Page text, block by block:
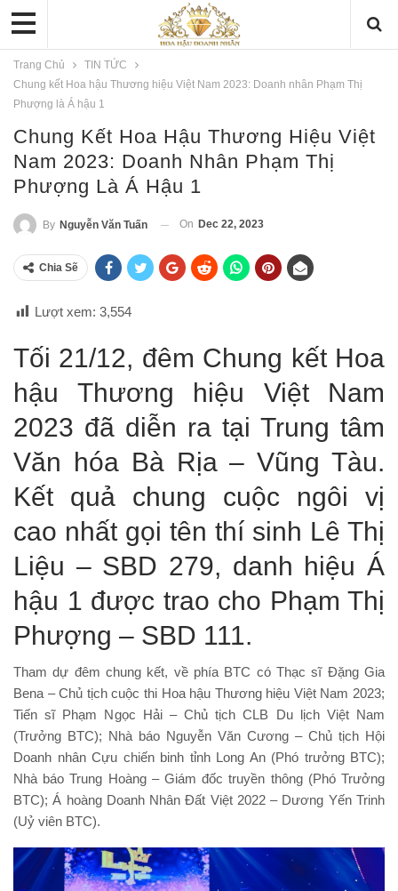
Trang Chủ
TIN TỨC
Chung kết Hoa hậu Thương hiệu Việt Nam 2023: Doanh nhân Phạm Thị
Phượng là Á hậu 1
Chung Kết Hoa Hậu Thương Hiệu Việt
Nam 2023: Doanh Nhân Phạm Thị
Phượng Là Á Hậu 1
By Nguyễn Văn Tuấn On Dec 22, 2023
Chia Sẽ
Lượt xem: 3,554
Tối 21/12, đêm Chung kết Hoa
hậu Thương hiệu Việt Nam
2023 đã diễn ra tại Trung tâm
Văn hóa Bà Rịa – Vũng Tàu.
Kết quả chung cuộc ngôi vị
cao nhất gọi tên thí sinh Lê Thị
Liệu – SBD 279, danh hiệu Á
hậu 1 được trao cho Phạm Thị
Phượng – SBD 111.
Tham dự đêm chung kết, về phía BTC có Thạc sĩ Đặng Gia
Bena – Chủ tịch cuộc thi Hoa hậu Thương hiệu Việt Nam 2023;
Tiến sĩ Phạm Ngọc Hải – Chủ tịch CLB Du lịch Việt Nam
(Trưởng BTC); Nhà báo Nguyễn Văn Cương – Chủ tịch Hội
Doanh nhân Cựu chiến binh tỉnh Long An (Phó trưởng BTC);
Nhà báo Trung Hoàng – Giám đốc truyền thông (Phó Trưởng
BTC); Á hoàng Doanh Nhân Đất Việt 2022 – Dương Yến Trinh
(Uỷ viên BTC).